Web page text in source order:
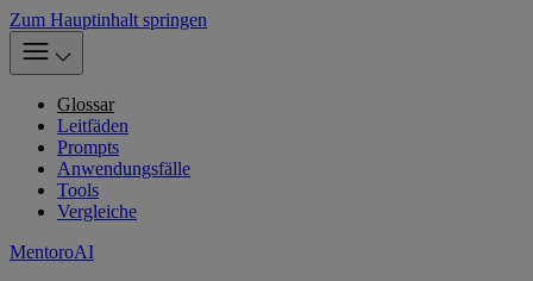
Zum Hauptinhalt springen
Glossar
Leitfäden
Prompts
Anwendungsfälle
Tools
Vergleiche
MentoroAI